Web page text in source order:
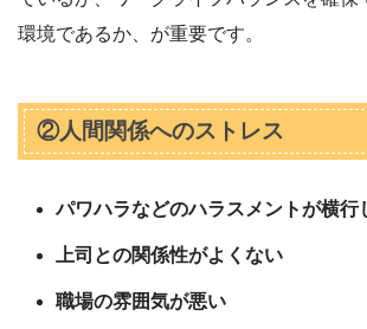
環境であるか、が重要です。
②人間関係へのストレス
パワハラなどのハラスメントが横行
上司との関係性がよくない
職場の雰囲気が悪い